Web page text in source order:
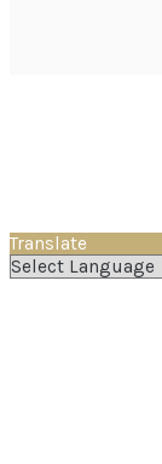
Translate